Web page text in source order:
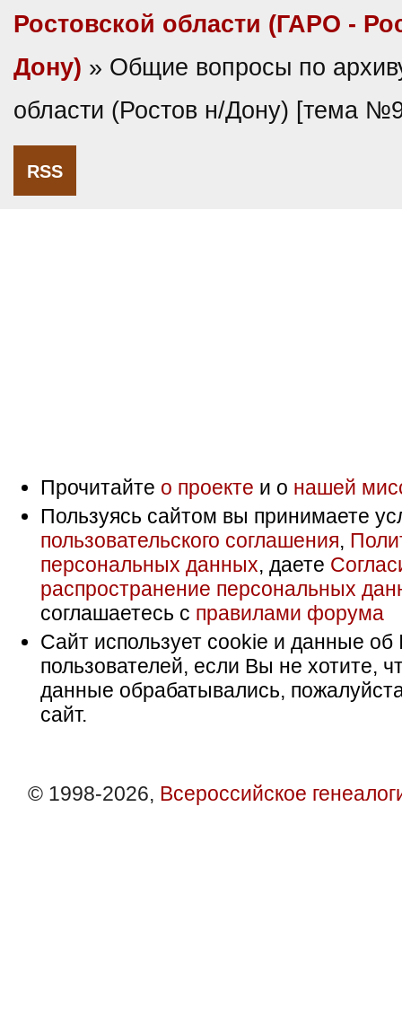
Ростовской области (ГАРО -
Дону) » Общие вопросы по
области (Ростов н/Дону) [тема
RSS
Прочитайте о проекте и о нашей
Пользуясь сайтом вы принимаете
пользовательского соглашения,
персональных данных, даете
распространение персональных
соглашаетесь с правилами форума
Сайт использует cookie и данные об
пользователей, если Вы не хотите,
данные обрабатывались,
сайт.
© 1998-2026, Всероссийское